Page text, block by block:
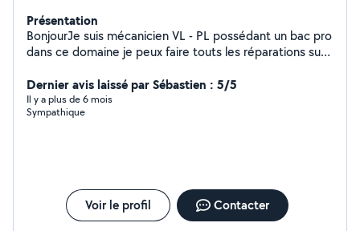
Présentation
BonjourJe suis mécanicien VL - PL possédant un bac pro
dans ce domaine je peux faire touts les réparations sur
peinture dans la maison, réparation de portable ( écran
haut parleur antenne wifi) ....
Dernier avis laissé par Sébastien : 5/5
Il y a plus de 6 mois
Sympathique
Voir le profil Contacter